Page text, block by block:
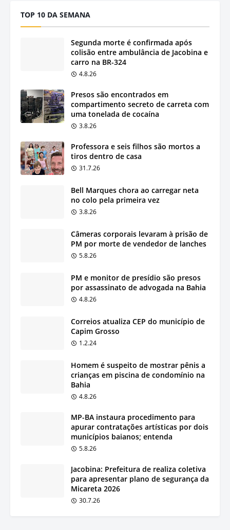
TOP 10 DA SEMANA
Segunda morte é confirmada após
colisão entre ambulância de Jacobina e
carro na BR-324
4.8.26
Presos são encontrados em
compartimento secreto de carreta com
uma tonelada de cocaína
3.8.26
Professora e seis filhos são mortos a
tiros dentro de casa
31.7.26
Bell Marques chora ao carregar neta
no colo pela primeira vez
3.8.26
Câmeras corporais levaram à prisão de
PM por morte de vendedor de lanches
5.8.26
PM e monitor de presídio são presos
por assassinato de advogada na Bahia
4.8.26
Correios atualiza CEP do município de
Capim Grosso
1.2.24
Homem é suspeito de mostrar pênis a
crianças em piscina de condomínio na
Bahia
4.8.26
MP-BA instaura procedimento para
apurar contratações artísticas por dois
municípios baianos; entenda
5.8.26
Jacobina: Prefeitura de realiza coletiva
para apresentar plano de segurança da
Micareta 2026
30.7.26